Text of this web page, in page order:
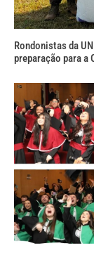
Rondonistas da
preparação para a